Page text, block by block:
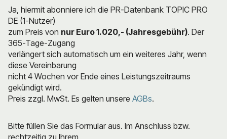
Ja, hiermit abonniere ich die PR-Datenbank TOPIC PRO
DE (1-Nutzer)
zum Preis von nur Euro 1.020,- (Jahresgebühr). Der
365-Tage-Zugang
verlängert sich automatisch um ein weiteres Jahr, wenn
diese Vereinbarung
nicht 4 Wochen vor Ende eines Leistungszeitraums
gekündigt wird.
Preis zzgl. MwSt. Es gelten unsere AGBs.
Bitte füllen Sie das Formular aus. Im Anschluss bzw.